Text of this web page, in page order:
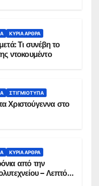
ΚΥΡΙΑ ΑΡΘΡΑ
Τι συνέβη το
1996 και ο χάρτης ντοκουμέντο
ΣΤΙΓΜΙΌΤΥΠΑ
Χριστούγεννα στο
ΚΥΡΙΑ ΑΡΘΡΑ
από την
– Λεπτό